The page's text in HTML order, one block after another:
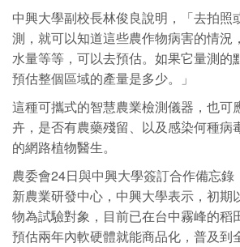
中興大學副校長林俊良說明，「去拍照
測，就可以知道這些農作物病害的情況
水量等等，可以去預估。如果它量測的
預估整個區域的產量是多少。」
這種可攜式的智慧農業檢測儀器，也可
卉，是否有農藥殘留、以及感染何種病
的網路植物醫生。
農委會24日與中興大學簽訂合作備忘
新農業研發中心，中興大學表示，初期
物為試驗對象，目前已在台中霧峰的稻
預估兩年內軟硬體就能商品化，普及到